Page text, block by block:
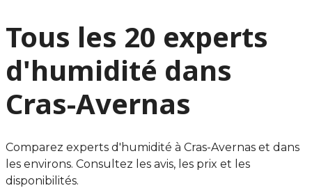
Tous les 20 experts
d'humidité dans
Cras-Avernas
Comparez experts d'humidité à Cras-Avernas et dans
les environs. Consultez les avis, les prix et les
disponibilités.